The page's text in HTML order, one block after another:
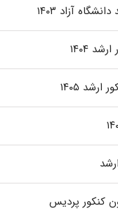
آزاد ۱۴۰۳
۱۴۰۴
۱۴۰۵
کنکور پردیس